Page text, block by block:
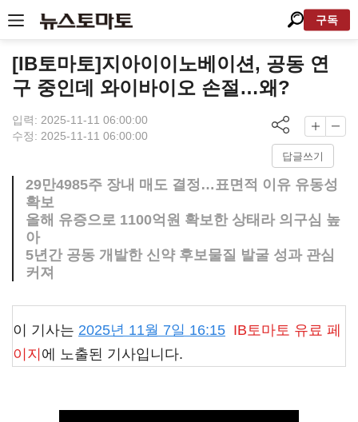
구독
[IB토마토]지아이이노베이션, 공동 연
구 중인데 와이바이오 손절…왜?
입력: 2025-11-11 06:00:00
수정: 2025-11-11 06:00:00
답글쓰기
29만4985주 장내 매도 결정…표면적 이유 유동성
확보
올해 유증으로 1100억원 확보한 상태라 의구심 높
아
5년간 공동 개발한 신약 후보물질 발굴 성과 관심
커져
이 기사는 2025년 11월 7일 16:15 IB토마토 유료 페
이지 에 노출된 기사입니다.